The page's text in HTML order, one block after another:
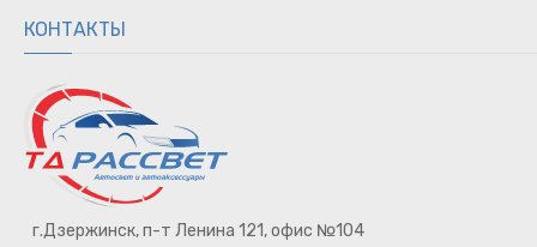
КОНТАКТЫ
г.Дзержинск, п-т Ленина 121, офис №104